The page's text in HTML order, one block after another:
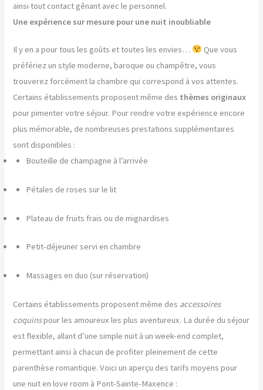
ainsi tout contact gênant avec le personnel.
Une expérience sur mesure pour une nuit inoubliable
Il y en a pour tous les goûts et toutes les envies…
Que vous
préfériez un style moderne, baroque ou champêtre, vous
trouverez forcément la chambre qui correspond à vos attentes.
Certains établissements proposent même des thèmes originaux
pour pimenter votre séjour. Pour rendre votre expérience encore
plus mémorable, de nombreuses prestations supplémentaires
sont disponibles :
Bouteille de champagne à l’arrivée
Pétales de roses sur le lit
Plateau de fruits frais ou de mignardises
Petit-déjeuner servi en chambre
Massages en duo (sur réservation)
Certains établissements proposent même des accessoires
coquinspour les amoureux les plus aventureux. La durée du séjour
est flexible, allant d’une simple nuit à un week-end complet,
permettant ainsi à chacun de profiter pleinement de cette
parenthèse romantique. Voici un aperçu des tarifs moyens pour
une nuit en love room à Pont-Sainte-Maxence :